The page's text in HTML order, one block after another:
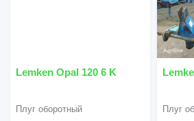
Lemken Opal 120 6 K
Плуг оборотный Плуг